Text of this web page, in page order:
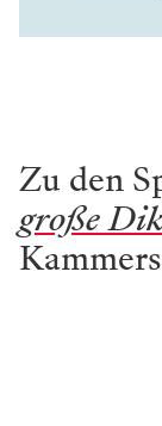
Zu den
große